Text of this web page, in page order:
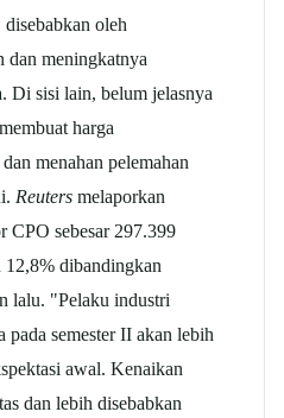
oleh
dan meningkatnya
Di sisi lain, belum jelasnya
harga
menahan pelemahan
Reuters melaporkan
CPO sebesar 297.399
dibandingkan
lalu. "Pelaku industri
pada semester II akan lebih
awal. Kenaikan
dan lebih disebabkan